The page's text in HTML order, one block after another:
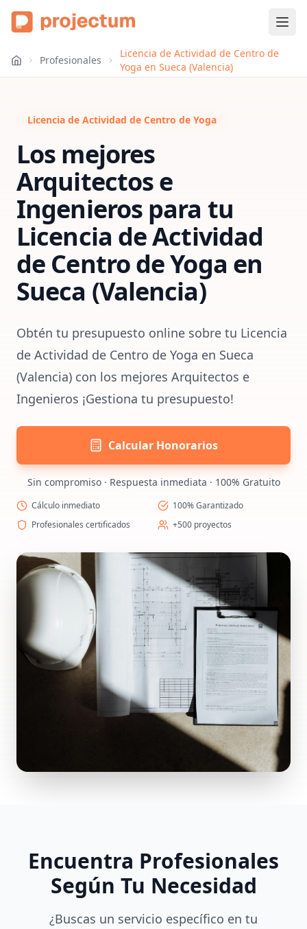
Profesionales
Licencia de Actividad de Centro de
Yoga en Sueca (Valencia)
Licencia de Actividad de Centro de Yoga
Los mejores
Arquitectos e
Ingenieros para tu
Licencia de Actividad
de Centro de Yoga en
Sueca (Valencia)
Obtén tu presupuesto online sobre tu Licencia
de Actividad de Centro de Yoga en Sueca
(Valencia) con los mejores Arquitectos e
Ingenieros ¡Gestiona tu presupuesto!
Calcular Honorarios
Sin compromiso · Respuesta inmediata · 100% Gratuito
Cálculo inmediato
100% Garantizado
Profesionales certificados
+500 proyectos
Encuentra Profesionales
Según Tu Necesidad
¿Buscas un servicio específico en tu